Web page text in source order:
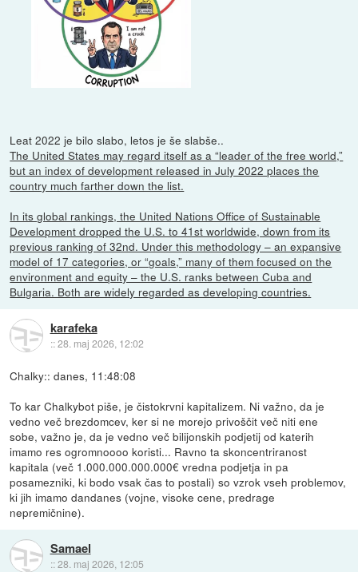
Leat 2022 je bilo slabo, letos je še slabše..
The United States may regard itself as a “leader of the free world,”
but an index of development released in July 2022 places the
country much farther down the list.
In its global rankings, the United Nations Office of Sustainable
Development dropped the U.S. to 41st worldwide, down from its
previous ranking of 32nd. Under this methodology – an expansive
model of 17 categories, or “goals,” many of them focused on the
environment and equity – the U.S. ranks between Cuba and
Bulgaria. Both are widely regarded as developing countries.
karafeka
::28. maj 2026, 12:02
Chalky:: danes, 11:48:08
To kar Chalkybot piše, je čistokrvni kapitalizem. Ni važno, da je
vedno več brezdomcev, ker si ne morejo privoščit več niti ene
sobe, važno je, da je vedno več bilijonskih podjetij od katerih
imamo res ogromnoooo koristi... Ravno ta skoncentriranost
kapitala (več 1.000.000.000.000€ vredna podjetja in pa
posamezniki, ki bodo vsak čas to postali) so vzrok vseh problemov,
ki jih imamo dandanes (vojne, visoke cene, predrage
nepremičnine).
Samael
::28. maj 2026, 12:05